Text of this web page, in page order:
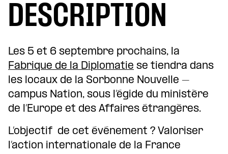
DESCRIPTION
Les 5 et 6 septembre prochains, la
Fabrique de la Diplomatie se tiendra dans
les locaux de la Sorbonne Nouvelle –
campus Nation, sous l’égide du ministère
de l’Europe et des Affaires étrangères.
L’objectif de cet événement ? Valoriser
l’action internationale de la France